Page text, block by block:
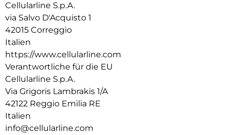
Cellularline S.p.A.
via Salvo D'Acquisto 1
42015 Correggio
Italien
https://www.cellularline.com
Verantwortliche für die EU
Cellularline S.p.A.
Via Grigoris Lambrakis 1/A
42122 Reggio Emilia RE
Italien
info@cellularline.com